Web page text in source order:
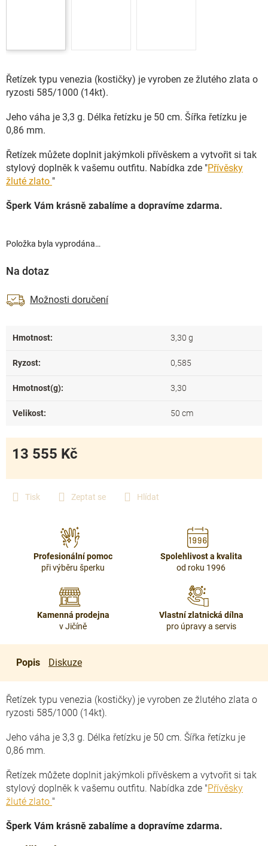
Položka byla vyprodána…
Řetízek typu venezia (kostičky) je vyroben ze žlutého zlata o
ryzosti 585/1000 (14kt).
Jeho váha je 3,3 g. Délka řetízku je 50 cm. Šířka řetízku je
0,86 mm.
Řetízek můžete doplnit jakýmkoli přívěskem a vytvořit si tak
stylový doplněk k vašemu outfitu. Nabídka zde "Přívěsky
žluté zlato "
Šperk Vám krásně zabalíme a dopravíme zdarma.
Tisk Zeptat se Hlídat
Na dotaz
Možnosti doručení
13 555 Kč
cena:
Hmotnost: 3,30 g
Ryzost: 0,585
Hmotnost(g): 3,30
Velikost: 50 cm
Profesionální pomoc
při výběru šperku
Spolehlivost a kvalita
od roku 1996
Kamenná prodejna
v Jičíně
Vlastní zlatnická dílna
pro úpravy a servis
Popis Diskuze
Řetízek typu venezia (kostičky) je vyroben ze žlutého zlata o
ryzosti 585/1000 (14kt).
Jeho váha je 3,3 g. Délka řetízku je 50 cm. Šířka řetízku je
0,86 mm.
Řetízek můžete doplnit jakýmkoli přívěskem a vytvořit si tak
stylový doplněk k vašemu outfitu. Nabídka zde "Přívěsky
žluté zlato "
Šperk Vám krásně zabalíme a dopravíme zdarma.